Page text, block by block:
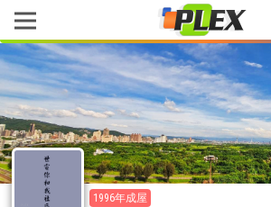
1996年成屋